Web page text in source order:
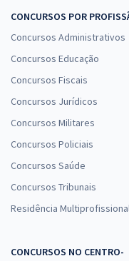
CONCURSOS POR
Concursos Administrativos
Concursos Educação
Concursos Fiscais
Concursos Jurídicos
Concursos Militares
Concursos Policiais
Concursos Saúde
Concursos Tribunais
Residência
CONCURSOS NO CENTRO-